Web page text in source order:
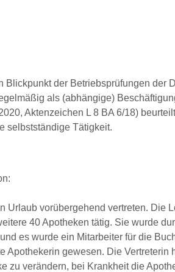
Blickpunkt der Betriebsprüfungen der
als (abhängige)
Aktenzeichen L 8 BA 6/18)
selbstständige Tätigkeit.
vorübergehend vertreten. Die
40 Apotheken tätig. Sie wurde
es wurde ein Mitarbeiter für die
gewesen. Die Vertreterin
zu verändern, bei Krankheit die